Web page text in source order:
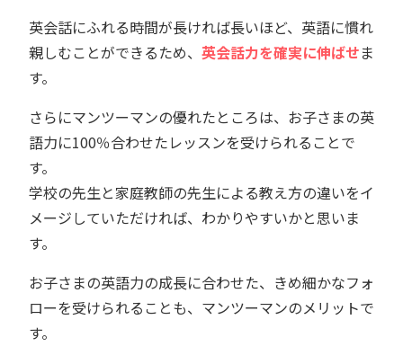
英会話にふれる時間が長ければ長いほど、英語に慣れ
親しむことができるため、 英会話力を確実に伸ばせま
す。
さらにマンツーマンの優れたところは、お子さまの英
語力に100％合わせたレッスンを受けられることで
す。
学校の先生と家庭教師の先生による教え方の違いをイ
メージしていただければ、わかりやすいかと思いま
す。
お子さまの英語力の成長に合わせた、きめ細かなフォ
ローを受けられることも、マンツーマンのメリットで
す。